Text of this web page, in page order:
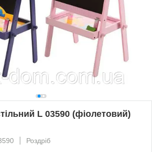
L 03590 (фіолетовий)
Роздріб